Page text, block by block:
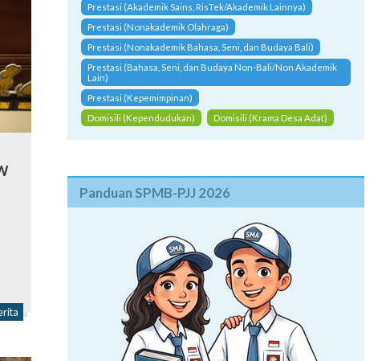
Prestasi (Akademik Sains, RisTek/Akademik Lainnya)
Prestasi (Nonakademik Olahraga)
Prestasi (Nonakademik Bahasa, Seni, dan Budaya Bali)
Prestasi (Bahasa, Seni, dan Budaya Non-Bali/Non Akademik
Lain)
Prestasi (Kepemimpinan)
Domisili (Kependudukan)
Domisili (Krama Desa Adat)
Panduan SPMB-PJJ 2026